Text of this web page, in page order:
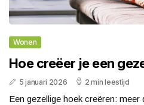
Wonen
Hoe creëer je een
5 januari 2026 2 min leestijd
Een gezellige hoek creëren: meer